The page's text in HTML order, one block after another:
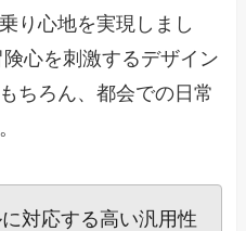
り心地を実現しまし
心を刺激するデザイン
ちろん、都会での日常
対応する高い汎用性